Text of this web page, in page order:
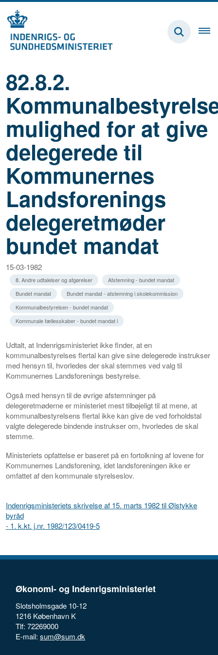
82.8.2.
mulighed for at give
delegerede til
Kommunernes
Landsforenings
delegeretmøder
bundet mandat
15-03-1982
8. Andre udtalelser og afgørelser
Afstemning - bundet mandat
Bundet mandat
Bundet mandat - afstemning i skolekommission
Kommunalbestyrelsen - bundet mandat
Kommunale fællesskaber - bundet mandat i
Udtalt, at Indenrigsministeriet ikke finder, at en
kommunalbestyrelses flertal kan give sine delegerede instrukser
med hensyn til, hvorledes der skal stemmes ved valg til
Kommunernes Landsforenings bestyrelse.
Også med hensyn til de øvrige afstemninger på
delegeretmøderne er ministeriet mest tilbøjeligt til at mene, at
kommunalbestyrelsens flertal ikke kan give de ved forholdstal
valgte delegerede bindende instrukser om, hvorledes de skal
stemme.
Ministeriets opfattelse er baseret på en fortolkning af lovene for
Kommunernes Landsforening, idet landsforeningen ikke er
omfattet af den kommunale styrelseslov.
Indenrigsministeriets skrivelse af 15. marts 1982 til Ølstykke
byråd
- 1. k.kt. j.nr. 1982/123/0419-5
Økonomi- og Indenrigsministeriet
Slotsholmsgade 10-12
1216 København K
Tlf: 72269000
E-mail: sum@sum.dk